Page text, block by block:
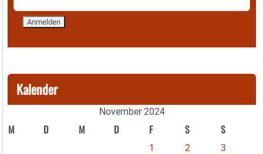
Kalender
November 2024
M D M D F S S
1 2
3